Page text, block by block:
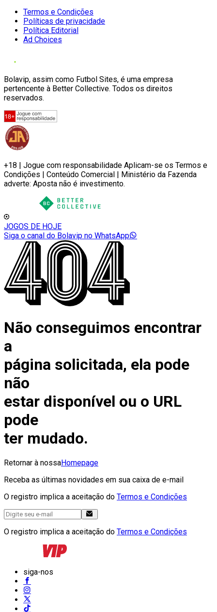
Termos e Condições
Políticas de privacidade
Política Editorial
Ad Choices
Bolavip, assim como Futbol Sites, é uma empresa
pertencente à Better Collective. Todos os direitos
reservados.
+18 | Jogue com responsabilidade Aplicam-se os Termos e
Condições | Conteúdo Comercial | Ministério da Fazenda
adverte: Aposta não é investimento.
JOGOS DE HOJE
Siga o canal do Bolavip no WhatsApp
Não conseguimos encontrar
a
página solicitada, ela pode
não
estar disponível ou o URL
pode
ter mudado.
Retornar à nossaHomepage
Receba as últimas novidades em sua caixa de e-mail
O registro implica a aceitação do Termos e Condições
O registro implica a aceitação do Termos e Condições
siga-nos